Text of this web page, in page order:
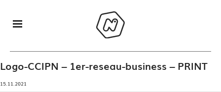
Logo-CCIPN – 1er-reseau-business – PRINT
15.11.2021